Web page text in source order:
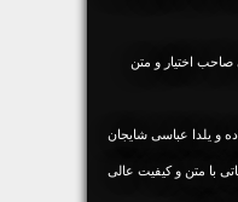
اختیار و متن
و یلدا عباسی شایجان
با متن و کیفیت عالی